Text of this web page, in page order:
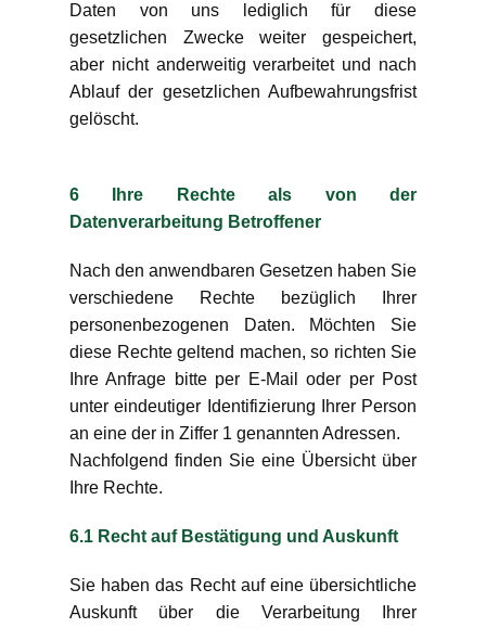
Daten von uns lediglich für diese
gesetzlichen Zwecke weiter gespeichert,
aber nicht anderweitig verarbeitet und nach
Ablauf der gesetzlichen Aufbewahrungsfrist
gelöscht.
6 Ihre Rechte als von der
Datenverarbeitung Betroffener
Nach den anwendbaren Gesetzen haben Sie
verschiedene Rechte bezüglich Ihrer
personenbezogenen Daten. Möchten Sie
diese Rechte geltend machen, so richten Sie
Ihre Anfrage bitte per E-Mail oder per Post
unter eindeutiger Identifizierung Ihrer Person
an eine der in Ziffer 1 genannten Adressen.
Nachfolgend finden Sie eine Übersicht über
Ihre Rechte.
6.1 Recht auf Bestätigung und Auskunft
Sie haben das Recht auf eine übersichtliche
Auskunft über die Verarbeitung Ihrer